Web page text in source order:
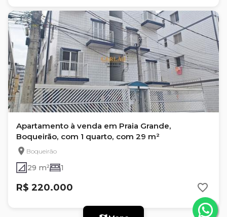
Apartamento à venda em Praia Grande,
Boqueirão, com 1 quarto, com 29 m²
Boqueirão
29 m² 1
R$ 220.000